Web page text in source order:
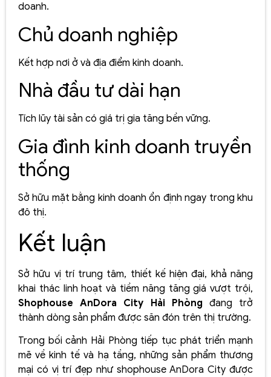
doanh.
Chủ doanh nghiệp
Kết hợp nơi ở và địa điểm kinh doanh.
Nhà đầu tư dài hạn
Tích lũy tài sản có giá trị gia tăng bền vững.
Gia đình kinh doanh truyền
thống
Sở hữu mặt bằng kinh doanh ổn định ngay trong khu
đô thị.
Kết luận
Sở hữu vị trí trung tâm, thiết kế hiện đại, khả năng
khai thác linh hoạt và tiềm năng tăng giá vượt trội,
Shophouse AnDora City Hải Phòngđang trở
thành dòng sản phẩm được săn đón trên thị trường.
Trong bối cảnh Hải Phòng tiếp tục phát triển mạnh
mẽ về kinh tế và hạ tầng, những sản phẩm thương
mại có vị trí đẹp như shophouse AnDora City được